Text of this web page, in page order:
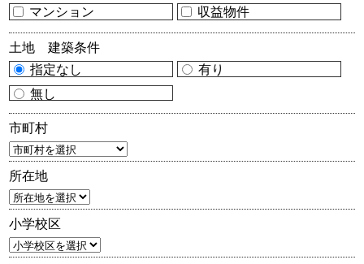
マンション
収益物件
土地 建築条件
指定なし
有り
無し
市町村
所在地
小学校区